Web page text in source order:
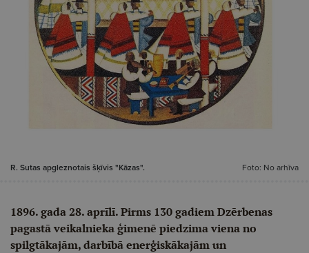
R. Sutas apgleznotais šķīvis "Kāzas". Foto: No arhīva
1896. gada 28. aprīlī. Pirms 130 gadiem Dzērbenas
pagastā veikalnieka ģimenē piedzima viena no
spilgtākajām, darbībā enerģiskākajām un